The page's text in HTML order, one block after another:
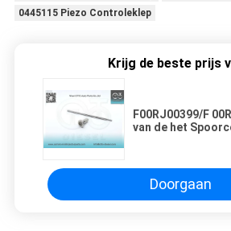
0445115 Piezo Controleklep
Krijg de beste prijs
F00RJ00399/F
van de het
Doorgaan